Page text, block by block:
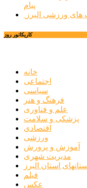
پیام
های ورزشی البرز
کاریکاتور روز
خانه
اجتماعی
سیاسی
فرهنگ و هنر
علم و فناوری
پزشکی و سلامت
اقتصادی
ورزشی
آموزش و پرورش
مدیریت شهری
استان البرز
فیلم
عکس